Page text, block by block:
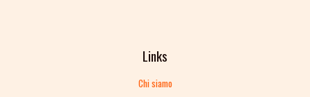
Links
Chi siamo